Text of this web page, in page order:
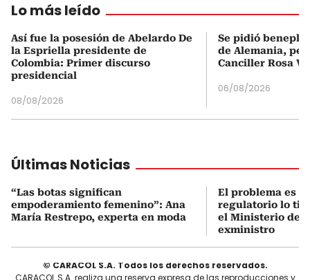
Lo más leído
Así fue la posesión de Abelardo De
la Espriella presidente de
Colombia: Primer discurso
presidencial
08/08/2026
Se pidió
de Alemania,
Canciller Rosa
06/08/2026
Últimas Noticias
“Las botas significan
empoderamiento femenino”: Ana
María Restrepo, experta en moda
El problema es
regulatorio lo
el Ministerio de
exministro
© CARACOL S.A. Todos los derechos reservados.